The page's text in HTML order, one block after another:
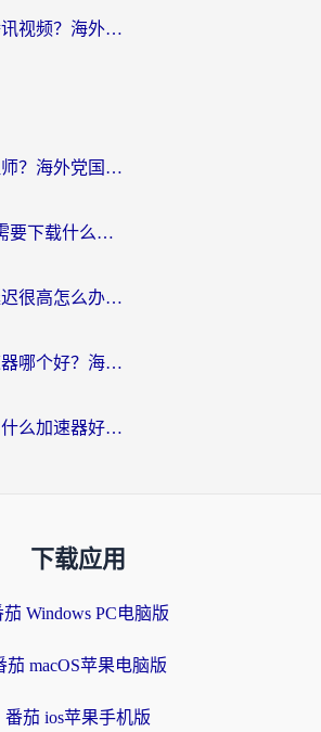
国外怎么看手机腾讯视频？海外党亲测有效的追剧加速器选择指南
德国怎么玩最强祖师？海外党国服游戏加速器选择全攻略（附宝可梦Online实测）
在国外玩QQ飞车需要下载什么加速器呢？海外党亲测有效的国服游戏加速指南
雪糕工厂国外玩延迟很高怎么办？海外玩家国服游戏加速终极攻略（附实测推荐）
打江南百景图加速器哪个好？海外党踩坑N次后，终于找到不卡的秘诀
非洲玩装甲战争用什么加速器好？海外党亲测有效的国服游戏加速方案
下载应用
茄 Windows PC电脑版
茄 macOS苹果电脑版
番茄 ios苹果手机版